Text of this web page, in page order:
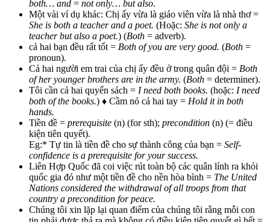
both… and = not only… but also.
Một vài ví dụ khác: Chị ấy vừa là giáo viên vừa là nhà thơ =
She is both a teacher and a poet. (Hoặc: She is not only a
teacher but also a poet.) (Both = adverb).
cả hai bạn đều rất tốt = Both of you are very good. (Both =
pronoun).
Cả hai người em trai của chị ấy đều ở trong quân đội = Both
of her younger brothers are in the army. (Both = determiner).
Tôi cần cả hai quyển sách = I need both books. (hoặc: I need
both of the books.) ♦ Cầm nó cả hai tay = Hold it in both
hands.
Tiền đề = prerequisite (n) (for sth); precondition (n) (= điều
kiện tiên quyết).
Eg:* Tự tin là tiền đề cho sự thành công của bạn = Self-
confidence is a prerequisite for your success.
Liên Hợp Quốc đã coi việc rút toàn bộ các quân lính ra khỏi
quốc gia đó như một tiền đề cho nền hòa bình = The United
Nations considered the withdrawal of all troops from that
country a precondition for peace.
Chúng tôi xin lặp lại quan điểm của chúng tôi rằng mỗi con